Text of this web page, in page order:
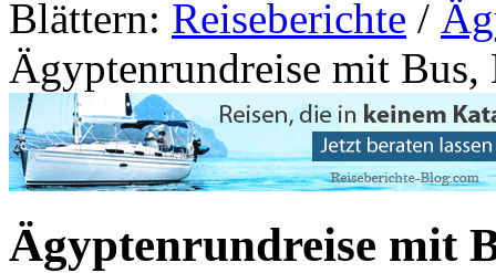
Blättern: Reiseberichte /
Ägyptenrundreise mit Bus,
Ägyptenrundreise mit